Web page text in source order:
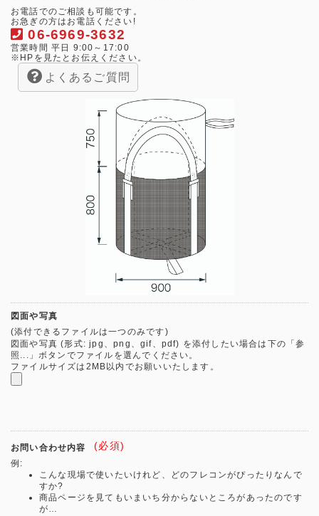
お電話でのご相談も可能です。
お急ぎの方はお電話ください!
06-6969-3632
営業時間 平日 9:00～17:00
※HPを見たとお伝えください。
よくあるご質問
図面や写真
(添付できるファイルは一つのみです)
図面や写真 (形式: jpg、png、gif、pdf) を添付したい場合は下の「参
照...」ボタンでファイルを選んでください。
ファイルサイズは2MB以内でお願いいたします。
お問い合わせ内容 (必須)
例:
こんな現場で使いたいけれど、どのフレコンがぴったりなんで
すか?
商品ページを見てもいまいち分からないところがあったのです
が…